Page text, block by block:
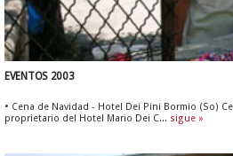
EVENTOS 2003
• Cena de Navidad - Hotel Dei Pini Bormio (So)
proprietario del Hotel Mario Dei C... sigue »